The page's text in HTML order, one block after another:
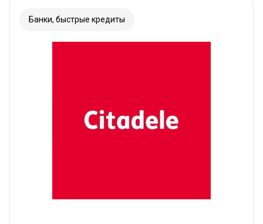
Банки, быстрые кредиты